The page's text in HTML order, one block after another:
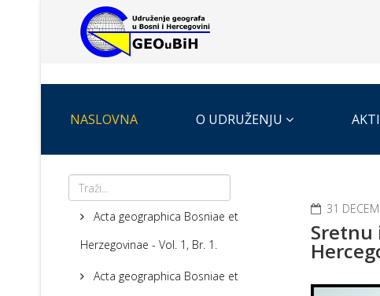
NASLOVNA O UDRUŽENJU
Acta geographica Bosniae et
Herzegovinae - Vol. 1, Br. 1.
Acta geographica Bosniae et
31
Sretnu